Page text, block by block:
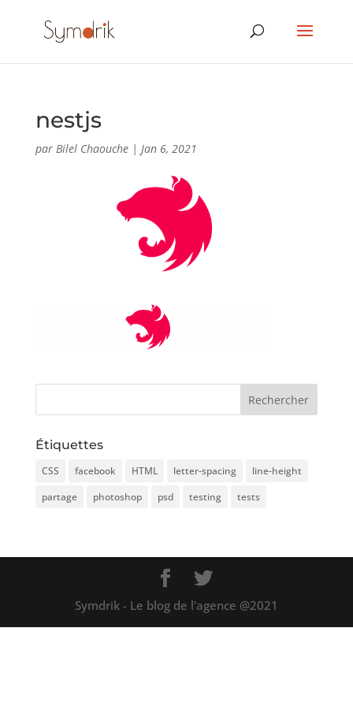
nestjs
par Bilel Chaouche| Jan 6, 2021
Étiquettes
CSS facebook HTML letter-spacing
line-height
partage
photoshop psd testing tests
Symdrik - Le blog de l'agence @2021